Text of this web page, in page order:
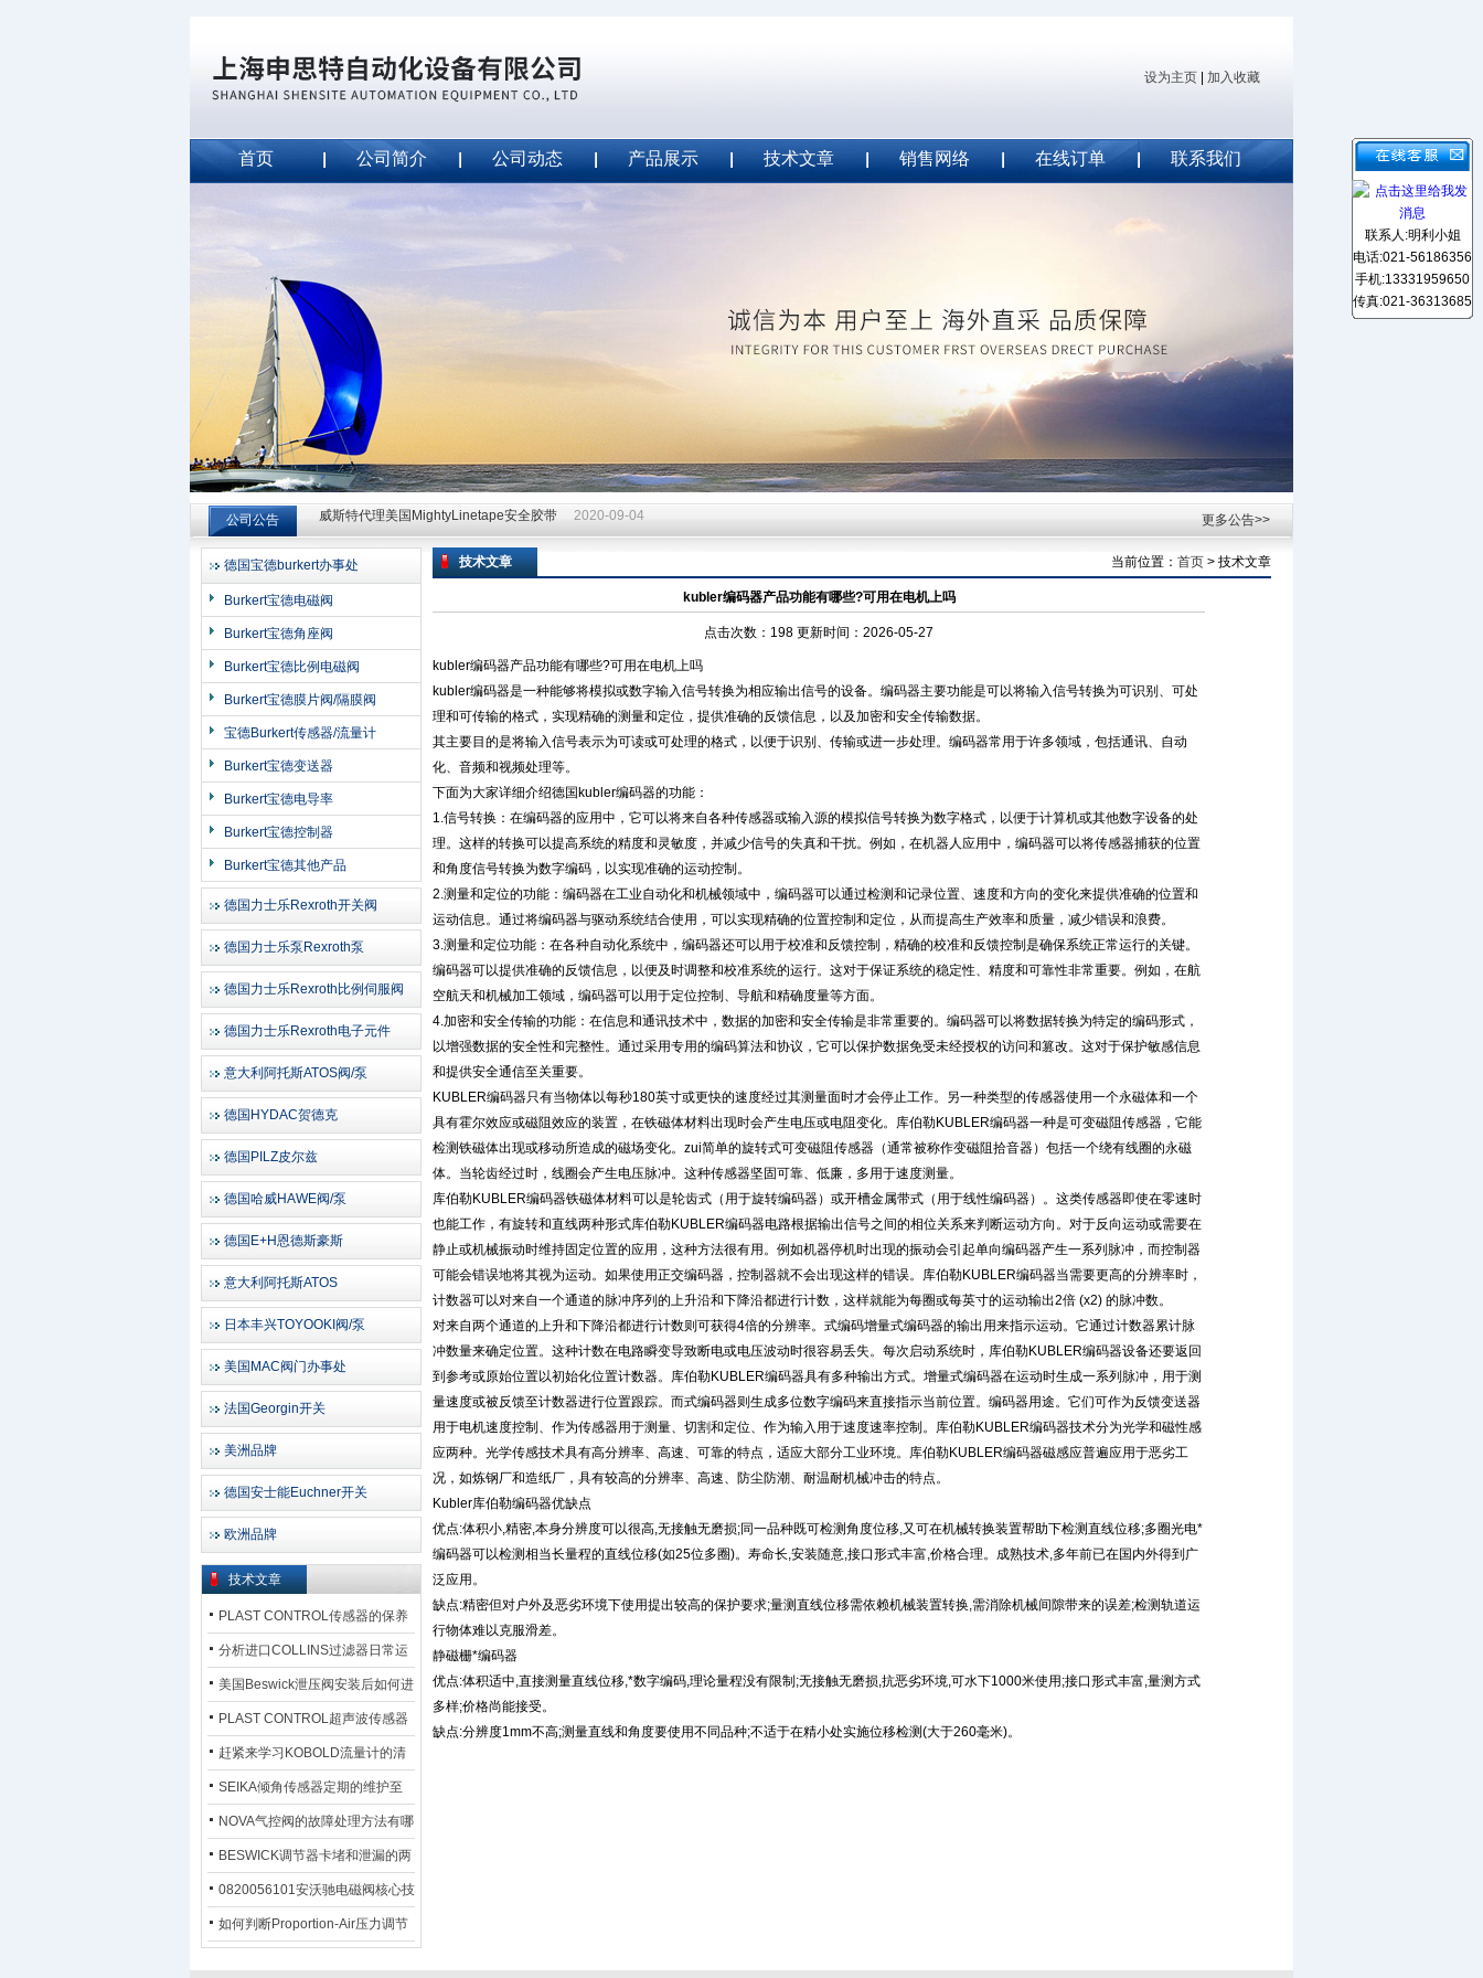
上海申思特自动化设备有限公司
设为主页 加入收藏
首页 公司简介 公司动态 产品展示 技术文章 销售网络 在线订单 联系我们
公司公告
威斯特代理美国MightyLinetape安全胶带 2020-09-04
威斯特代理美国MightyLinetape安全胶带 2020-09-04
威斯特代理美国MightyLinetape安全胶带
更多公告>>
德国宝德burkert办事处
Burkert宝德电磁阀
Burkert宝德角座阀
Burkert宝德比例电磁阀
Burkert宝德膜片阀/隔膜阀
宝德Burkert传感器/流量计
Burkert宝德变送器
Burkert宝德电导率
Burkert宝德控制器
Burkert宝德其他产品
德国力士乐Rexroth开关阀
德国力士乐泵Rexroth泵
德国力士乐Rexroth比例伺服阀
德国力士乐Rexroth电子元件
意大利阿托斯ATOS阀/泵
德国HYDAC贺德克
德国PILZ皮尔兹
德国哈威HAWE阀/泵
德国E+H恩德斯豪斯
意大利阿托斯ATOS
日本丰兴TOYOOKI阀/泵
美国MAC阀门办事处
法国Georgin开关
美洲品牌
德国安士能Euchner开关
欧洲品牌
技术文章
PLAST CONTROL传感器的保养
方法
分析进口COLLINS过滤器日常运
行排污步骤
美国Beswick泄压阀安装后如何进
行调试?
PLAST CONTROL超声波传感器
工作原理了解吗？
赶紧来学习KOBOLD流量计的清
洗流程吧
SEIKA倾角传感器定期的维护至
关重要
NOVA气控阀的故障处理方法有哪
些？
BESWICK调节器卡堵和泄漏的两
大问题解决措施
0820056101安沃驰电磁阀核心技
术参数
如何判断Proportion-Air压力调节
技术文章 当前位置： 首页 > 技术文章
kubler编码器产品功能有哪些?可用在电机上吗
点击次数：198 更新时间：2026-05-27
kubler编码器产品功能有哪些?可用在电机上吗
kubler编码器是一种能够将模拟或数字输入信号转换为相应输出信号的设备。编码器主要功能是可以将输入信号转换为可识别、可处
理和可传输的格式，实现精确的测量和定位，提供准确的反馈信息，以及加密和安全传输数据。
其主要目的是将输入信号表示为可读或可处理的格式，以便于识别、传输或进一步处理。编码器常用于许多领域，包括通讯、自动
化、音频和视频处理等。
下面为大家详细介绍德国kubler编码器的功能：
1.信号转换：在编码器的应用中，它可以将来自各种传感器或输入源的模拟信号转换为数字格式，以便于计算机或其他数字设备的处
理。这样的转换可以提高系统的精度和灵敏度，并减少信号的失真和干扰。例如，在机器人应用中，编码器可以将传感器捕获的位置
和角度信号转换为数字编码，以实现准确的运动控制。
2.测量和定位的功能：编码器在工业自动化和机械领域中，编码器可以通过检测和记录位置、速度和方向的变化来提供准确的位置和
运动信息。通过将编码器与驱动系统结合使用，可以实现精确的位置控制和定位，从而提高生产效率和质量，减少错误和浪费。
3.测量和定位功能：在各种自动化系统中，编码器还可以用于校准和反馈控制，精确的校准和反馈控制是确保系统正常运行的关键。
编码器可以提供准确的反馈信息，以便及时调整和校准系统的运行。这对于保证系统的稳定性、精度和可靠性非常重要。例如，在航
空航天和机械加工领域，编码器可以用于定位控制、导航和精确度量等方面。
4.加密和安全传输的功能：在信息和通讯技术中，数据的加密和安全传输是非常重要的。编码器可以将数据转换为特定的编码形式，
以增强数据的安全性和完整性。通过采用专用的编码算法和协议，它可以保护数据免受未经授权的访问和篡改。这对于保护敏感信息
和提供安全通信至关重要。
KUBLER编码器只有当物体以每秒180英寸或更快的速度经过其测量面时才会停止工作。另一种类型的传感器使用一个永磁体和一个
具有霍尔效应或磁阻效应的装置，在铁磁体材料出现时会产生电压或电阻变化。库伯勒KUBLER编码器一种是可变磁阻传感器，它能
检测铁磁体出现或移动所造成的磁场变化。zui简单的旋转式可变磁阻传感器（通常被称作变磁阻拾音器）包括一个绕有线圈的永磁
体。当轮齿经过时，线圈会产生电压脉冲。这种传感器坚固可靠、低廉，多用于速度测量。
库伯勒KUBLER编码器铁磁体材料可以是轮齿式（用于旋转编码器）或开槽金属带式（用于线性编码器）。这类传感器即使在零速时
也能工作，有旋转和直线两种形式库伯勒KUBLER编码器电路根据输出信号之间的相位关系来判断运动方向。对于反向运动或需要在
静止或机械振动时维持固定位置的应用，这种方法很有用。例如机器停机时出现的振动会引起单向编码器产生一系列脉冲，而控制器
可能会错误地将其视为运动。如果使用正交编码器，控制器就不会出现这样的错误。库伯勒KUBLER编码器当需要更高的分辨率时，
计数器可以对来自一个通道的脉冲序列的上升沿和下降沿都进行计数，这样就能为每圈或每英寸的运动输出2倍 (x2) 的脉冲数。
对来自两个通道的上升和下降沿都进行计数则可获得4倍的分辨率。式编码增量式编码器的输出用来指示运动。它通过计数器累计脉
冲数量来确定位置。这种计数在电路瞬变导致断电或电压波动时很容易丢失。每次启动系统时，库伯勒KUBLER编码器设备还要返回
到参考或原始位置以初始化位置计数器。库伯勒KUBLER编码器具有多种输出方式。增量式编码器在运动时生成一系列脉冲，用于测
量速度或被反馈至计数器进行位置跟踪。而式编码器则生成多位数字编码来直接指示当前位置。编码器用途。它们可作为反馈变送器
用于电机速度控制、作为传感器用于测量、切割和定位、作为输入用于速度速率控制。库伯勒KUBLER编码器技术分为光学和磁性感
应两种。光学传感技术具有高分辨率、高速、可靠的特点，适应大部分工业环境。库伯勒KUBLER编码器磁感应普遍应用于恶劣工
况，如炼钢厂和造纸厂，具有较高的分辨率、高速、防尘防潮、耐温耐机械冲击的特点。
Kubler库伯勒编码器优缺点
优点:体积小,精密,本身分辨度可以很高,无接触无磨损;同一品种既可检测角度位移,又可在机械转换装置帮助下检测直线位移;多圈光电*
编码器可以检测相当长量程的直线位移(如25位多圈)。寿命长,安装随意,接口形式丰富,价格合理。成熟技术,多年前已在国内外得到广
泛应用。
缺点:精密但对户外及恶劣环境下使用提出较高的保护要求;量测直线位移需依赖机械装置转换,需消除机械间隙带来的误差;检测轨道运
行物体难以克服滑差。
静磁栅*编码器
优点:体积适中,直接测量直线位移,*数字编码,理论量程没有限制;无接触无磨损,抗恶劣环境,可水下1000米使用;接口形式丰富,量测方式
多样;价格尚能接受。
缺点:分辨度1mm不高;测量直线和角度要使用不同品种;不适于在精小处实施位移检测(大于260毫米)。
联系人:明利小姐
电话:021-56186356
手机:13331959650
传真:021-36313685